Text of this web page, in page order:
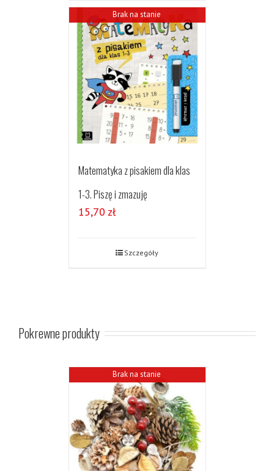
Brak na stanie
Matematyka z pisakiem dla klas
1-3. Piszę i zmazuję
15,70 zł
Szczegóły
Pokrewne produkty
Brak na stanie